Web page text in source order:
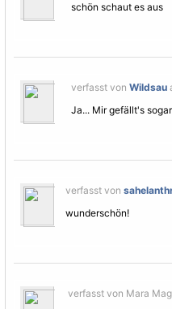
schön schaut es aus
verfasst von Wildsau
Ja... Mir gefällt's
verfasst von
wunderschön!
verfasst von Mara